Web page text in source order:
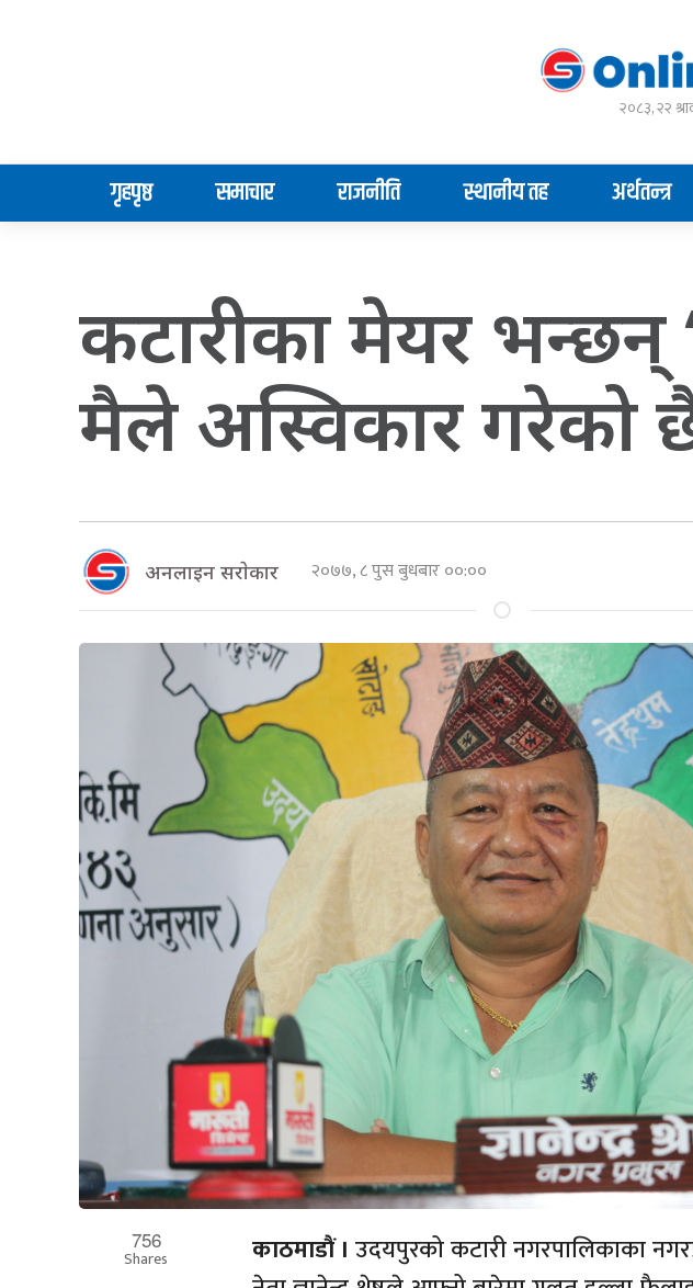
२०८३, २२
गृहपृष्ठ समाचार राजनीति स्थानीय तह अर्थतन्त्र
कटारीका मेयर भन्छन्
मैले अस्विकार गरेको
अनलाइन सराेकार २०७७, ८ पुस बुधबार ००:००
756
Shares काठमाडाैं ।उदयपुरको कटारी नगरपालिकाका